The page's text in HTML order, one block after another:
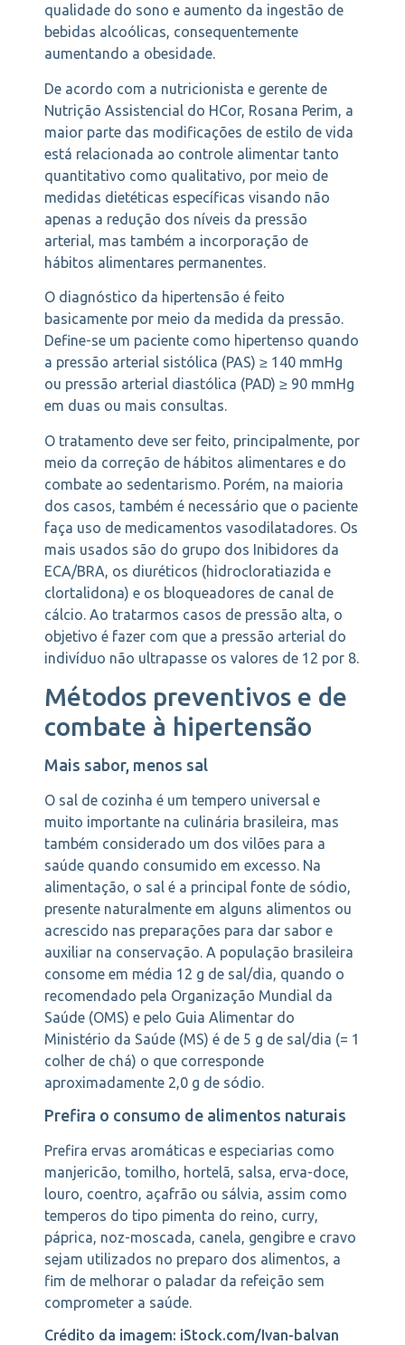
qualidade do sono e aumento da ingestão de
bebidas alcoólicas, consequentemente
aumentando a obesidade.
De acordo com a nutricionista e gerente de
Nutrição Assistencial do HCor, Rosana Perim, a
maior parte das modificações de estilo de vida
está relacionada ao controle alimentar tanto
quantitativo como qualitativo, por meio de
medidas dietéticas específicas visando não
apenas a redução dos níveis da pressão
arterial, mas também a incorporação de
hábitos alimentares permanentes.
O diagnóstico da hipertensão é feito
basicamente por meio da medida da pressão.
Define-se um paciente como hipertenso quando
a pressão arterial sistólica (PAS) ≥ 140 mmHg
ou pressão arterial diastólica (PAD) ≥ 90 mmHg
em duas ou mais consultas.
O tratamento deve ser feito, principalmente, por
meio da correção de hábitos alimentares e do
combate ao sedentarismo. Porém, na maioria
dos casos, também é necessário que o paciente
faça uso de medicamentos vasodilatadores. Os
mais usados são do grupo dos Inibidores da
ECA/BRA, os diuréticos (hidrocloratiazida e
clortalidona) e os bloqueadores de canal de
cálcio. Ao tratarmos casos de pressão alta, o
objetivo é fazer com que a pressão arterial do
indivíduo não ultrapasse os valores de 12 por 8.
Métodos preventivos e de
combate à hipertensão
Mais sabor, menos sal
O sal de cozinha é um tempero universal e
muito importante na culinária brasileira, mas
também considerado um dos vilões para a
saúde quando consumido em excesso. Na
alimentação, o sal é a principal fonte de sódio,
presente naturalmente em alguns alimentos ou
acrescido nas preparações para dar sabor e
auxiliar na conservação. A população brasileira
consome em média 12 g de sal/dia, quando o
recomendado pela Organização Mundial da
Saúde (OMS) e pelo Guia Alimentar do
Ministério da Saúde (MS) é de 5 g de sal/dia (= 1
colher de chá) o que corresponde
aproximadamente 2,0 g de sódio.
Prefira o consumo de alimentos naturais
Prefira ervas aromáticas e especiarias como
manjericão, tomilho, hortelã, salsa, erva-doce,
louro, coentro, açafrão ou sálvia, assim como
temperos do tipo pimenta do reino, curry,
páprica, noz-moscada, canela, gengibre e cravo
sejam utilizados no preparo dos alimentos, a
fim de melhorar o paladar da refeição sem
comprometer a saúde.
Crédito da imagem: iStock.com/Ivan-balvan